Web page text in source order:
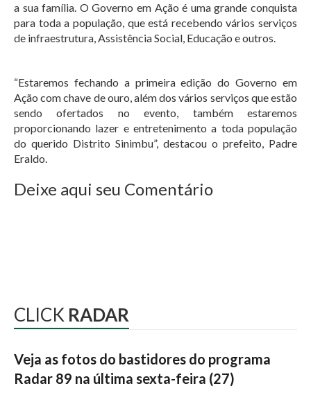
a sua família. O Governo em Ação é uma grande conquista
para toda a população, que está recebendo vários serviços
de infraestrutura, Assistência Social, Educação e outros.
“Estaremos fechando a primeira edição do Governo em
Ação com chave de ouro, além dos vários serviços que estão
sendo ofertados no evento, também estaremos
proporcionando lazer e entretenimento a toda população
do querido Distrito Sinimbu”, destacou o prefeito, Padre
Eraldo.
Deixe aqui seu Comentário
CLICK RADAR
Veja as fotos do bastidores do programa
Radar 89 na última sexta-feira (27)